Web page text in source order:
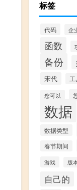
标签
代码 企
函数
备份
宋代 工
您可以
数据
数据类型
春节期间
游戏
版
自己的